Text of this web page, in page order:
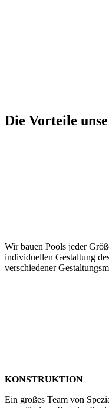
Die Vorteile
Wir bauen Pools jeder
individuellen Gestaltung
verschiedener
KONSTRUKTION
Ein großes Team von